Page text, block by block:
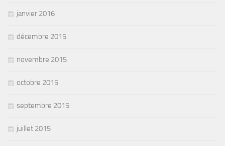
janvier 2016
décembre 2015
novembre 2015
octobre 2015
septembre 2015
juillet 2015